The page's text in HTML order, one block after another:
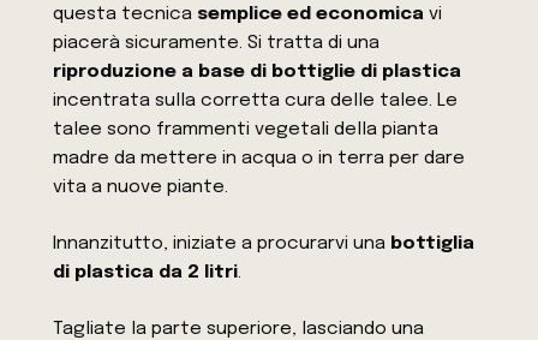
questa tecnica semplice ed economica vi
piacerà sicuramente. Si tratta di una
riproduzione a base di bottiglie di plastica
incentrata sulla corretta cura delle talee. Le
talee sono frammenti vegetali della pianta
madre da mettere in acqua o in terra per dare
vita a nuove piante.
Innanzitutto, iniziate a procurarvi una bottiglia
di plastica da 2 litri.
Tagliate la parte superiore, lasciando una